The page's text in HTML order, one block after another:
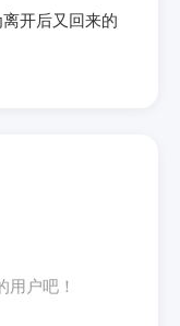
开后又回来的
用户吧！